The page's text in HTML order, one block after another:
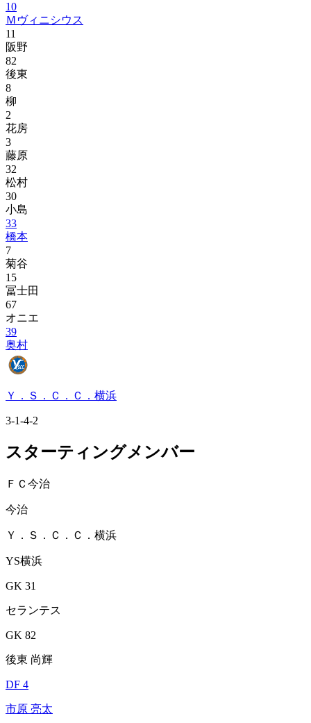
10
Ｍヴィニシウス
11
阪野
82
後東
8
柳
2
花房
3
藤原
32
松村
30
小島
33
橋本
7
菊谷
15
冨士田
67
オニエ
39
奥村
Ｙ．Ｓ．Ｃ．Ｃ．横浜
3-1-4-2
スターティングメンバー
ＦＣ今治
今治
Ｙ．Ｓ．Ｃ．Ｃ．横浜
YS横浜
GK 31
セランテス
GK 82
後東 尚輝
DF 4
市原 亮太